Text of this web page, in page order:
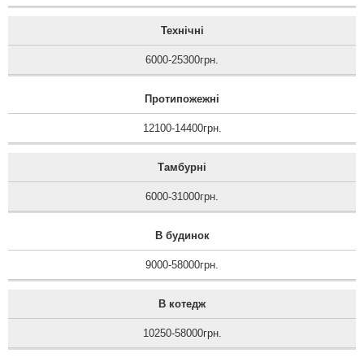
Технічні
6000-25300грн.
Протипожежні
12100-14400грн.
Тамбурні
6000-31000грн.
В будинок
9000-58000грн.
В котедж
10250-58000грн.